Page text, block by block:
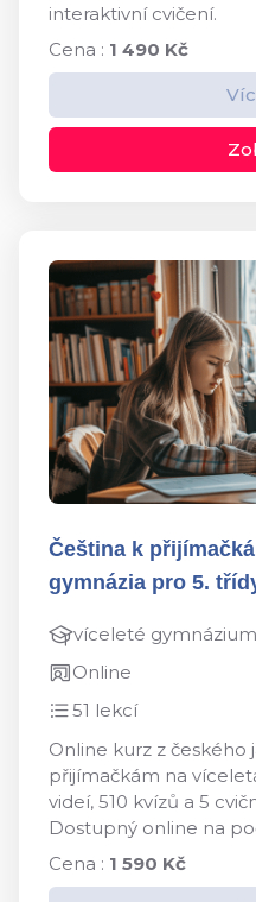
interaktivní cvičení.
Cena : 1 490 Kč
Čeština k
gymnázia pro 5.
víceleté gymnázium
Online
51 lekcí
Online kurz z českého
přijímačkám na
videí, 510 kvízů a 5
Dostupný online na
Cena : 1 590 Kč